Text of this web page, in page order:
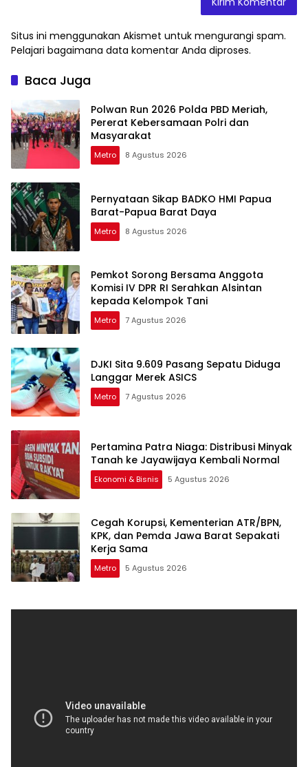
Situs ini menggunakan Akismet untuk mengurangi spam.
Pelajari bagaimana data komentar Anda diproses.
Baca Juga
Polwan Run 2026 Polda PBD Meriah,
Pererat Kebersamaan Polri dan
Masyarakat
Metro 8 Agustus 2026
Pernyataan Sikap BADKO HMI Papua
Barat-Papua Barat Daya
Metro 8 Agustus 2026
Pemkot Sorong Bersama Anggota
Komisi IV DPR RI Serahkan Alsintan
kepada Kelompok Tani
Metro 7 Agustus 2026
DJKI Sita 9.609 Pasang Sepatu Diduga
Langgar Merek ASICS
Metro 7 Agustus 2026
Pertamina Patra Niaga: Distribusi Minyak
Tanah ke Jayawijaya Kembali Normal
Ekonomi & Bisnis 5 Agustus 2026
Cegah Korupsi, Kementerian ATR/BPN,
KPK, dan Pemda Jawa Barat Sepakati
Kerja Sama
Metro 5 Agustus 2026